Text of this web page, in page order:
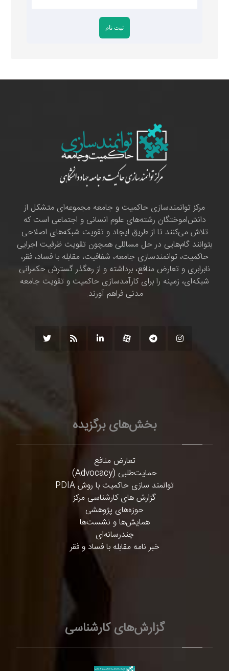
مرکز توانمندسازی حاکمیت و جامعه مجموعه‌ای متشکل از
دانش‌اموختگان رشته‌های علوم انسانی و اجتماعی است که
تلاش می‌کنند تا از طریق ایجاد و تقویت شبکه‌های اصلاحی
بتوانند گام‌هایی در حل مسائلی همچون تقویت ظرفیت اجرایی
حاکمیت، توانمندسازی جامعه، شفافیت، مقابله با فساد، فقر،
نابرابری و تعارض منافع، برداشته و از رهگذر گسترش حکمرانی
شبکه‌ای، زمینه را برای کارآمدسازی حاکمیت و تقویت جامعه
مدنی فراهم آورند.
بخش‌های برگزیده
تعارض منافع
حمایت‌طلبی (Advocacy)
توانمند سازی حاکمیت با روش PDIA
گزارش های کارشناسی مرکز
حوزه‌های پژوهشی
همایش‌ها و نشست‌ها
چندرسانه‌ای
خبر نامه مقابله با فساد و فقر
گزارش‌های کارشناسی